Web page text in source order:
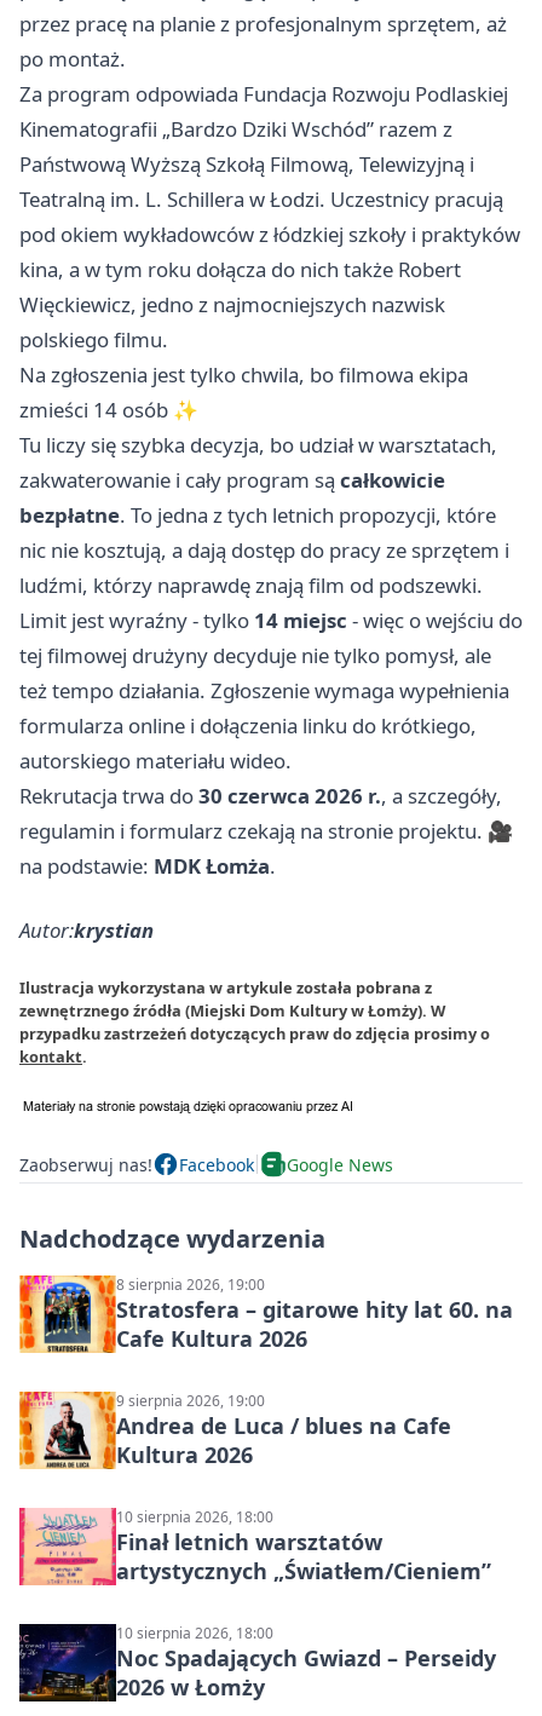
przez pracę na planie z profesjonalnym sprzętem, aż
po montaż.
Za program odpowiada Fundacja Rozwoju Podlaskiej
Kinematografii „Bardzo Dziki Wschód” razem z
Państwową Wyższą Szkołą Filmową, Telewizyjną i
Teatralną im. L. Schillera wŁodzi. Uczestnicy pracują
pod okiem wykładowców z łódzkiej szkoły i praktyków
kina, a w tym roku dołącza do nich także Robert
Więckiewicz, jedno z najmocniejszych nazwisk
polskiego filmu.
Na zgłoszenia jest tylko chwila, bo filmowa ekipa
zmieści 14 osób ✨
Tu liczy się szybka decyzja, bo udział w warsztatach,
zakwaterowanie i cały program są całkowicie
bezpłatne. To jedna z tych letnich propozycji, które
nic nie kosztują, a dają dostęp do pracy ze sprzętem i
ludźmi, którzy naprawdę znają film od podszewki.
Limit jest wyraźny - tylko 14 miejsc - więc o wejściu do
tej filmowej drużyny decyduje nie tylko pomysł, ale
też tempo działania. Zgłoszenie wymaga wypełnienia
formularza online i dołączenia linku do krótkiego,
autorskiego materiału wideo.
Rekrutacja trwa do30 czerwca 2026 r., a szczegóły,
regulamin i formularz czekają na stronie projektu. 🎥
na podstawie: MDK Łomża.
Autor:krystian
Ilustracja wykorzystana w artykule została pobrana z
zewnętrznego źródła (Miejski Dom Kultury w Łomży). W
przypadku zastrzeżeń dotyczących praw do zdjęcia prosimy o
kontakt.
Zaobserwuj nas! Facebook Google News
Nadchodzące wydarzenia
8 sierpnia 2026, 19:00
Stratosfera – gitarowe hity lat 60. na
Cafe Kultura 2026
9 sierpnia 2026, 19:00
Andrea de Luca / blues na Cafe
Kultura 2026
10 sierpnia 2026, 18:00
Finał letnich warsztatów
artystycznych „Światłem/Cieniem”
10 sierpnia 2026, 18:00
Noc Spadających Gwiazd – Perseidy
2026 w Łomży